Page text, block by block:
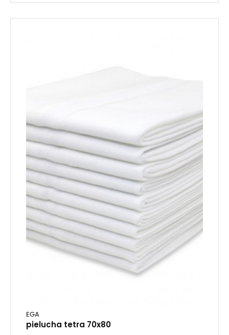
EGA
pielucha tetra 70x80